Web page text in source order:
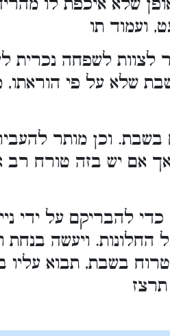
שלא איכפת לו
ועמוד תו
לשפחה נכרית
שלא על פי הוראתו,
וכן מותר
אם יש בזה טורח רב
להבריקם על ידי
ויעשה בנחת
בשבת, תבוא עליו